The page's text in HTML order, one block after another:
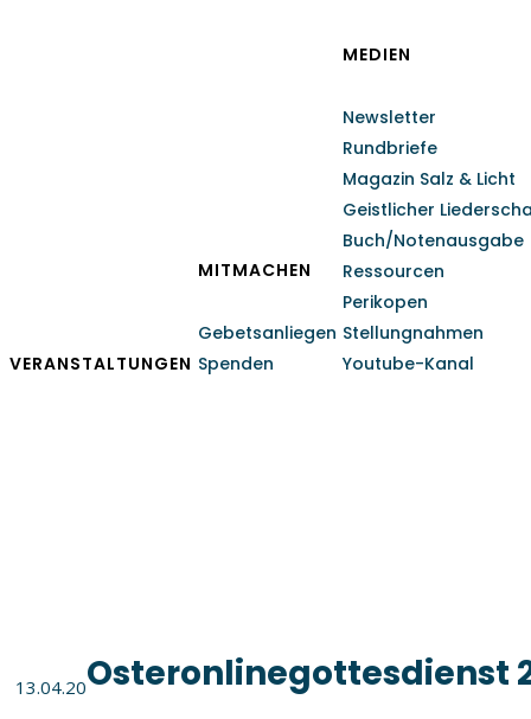
VERANSTALTUNGEN
MITMACHEN
Gebetsanliegen
Spenden
MEDIEN
Newsletter
Rundbriefe
Magazin Salz & Licht
Geistlicher
Buch/Notenausgabe
Ressourcen
Perikopen
Stellungnahmen
Youtube-Kanal
13.04.20Osteronlinegottesdienst